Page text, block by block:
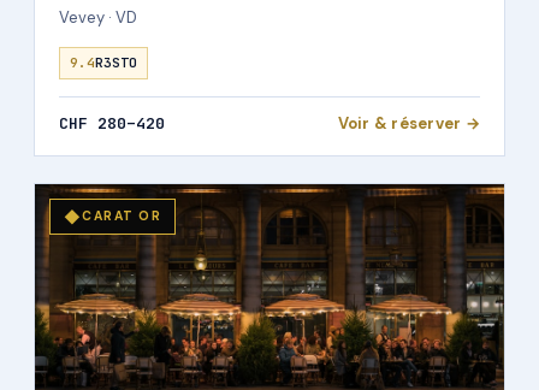
Vevey · VD
9.4R3STO
CHF 280–420 Voir & réserver →
◆CARAT OR